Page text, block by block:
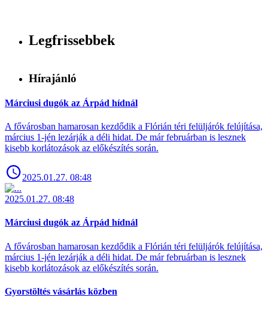
Legfrissebbek
Hírajánló
Márciusi dugók az Árpád hídnál
A fővárosban hamarosan kezdődik a Flórián téri felüljárók felújítása,
március 1-jén lezárják a déli hidat. De már februárban is lesznek
kisebb korlátozások az előkészítés során.
2025.01.27. 08:48
2025.01.27. 08:48
Márciusi dugók az Árpád hídnál
A fővárosban hamarosan kezdődik a Flórián téri felüljárók felújítása,
március 1-jén lezárják a déli hidat. De már februárban is lesznek
kisebb korlátozások az előkészítés során.
Gyorstöltés vásárlás közben